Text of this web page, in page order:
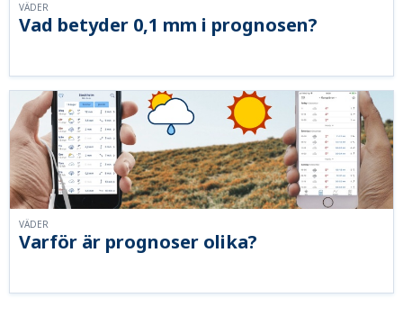
Vad betyder 0,1 mm i prognosen?
VÄDER
Varför är prognoser olika?
VÄDER